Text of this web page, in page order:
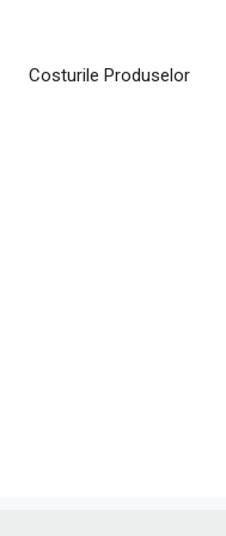
Costurile Produselor